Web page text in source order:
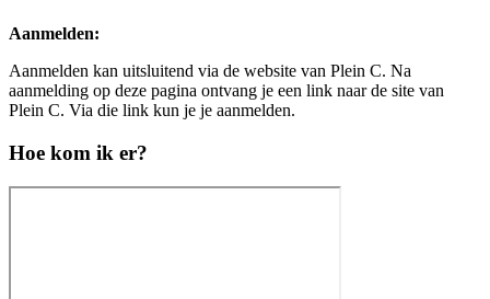
Aanmelden:
Aanmelden kan uitsluitend via de website van Plein C. Na
aanmelding op deze pagina ontvang je een link naar de site van
Plein C. Via die link kun je je aanmelden.
Hoe kom ik er?